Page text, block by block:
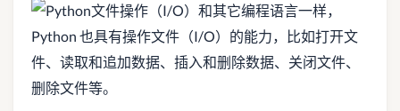
和其它编程语言一样，
Python 也具有操作文件（I/O）的能力，比如打开文
件、读取和追加数据、插入和删除数据、关闭文件、
删除文件等。